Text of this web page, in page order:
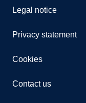
Legal notice
Privacy statement
Cookies
Contact us